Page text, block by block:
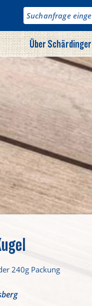
Über Schärdinger
240g Packung